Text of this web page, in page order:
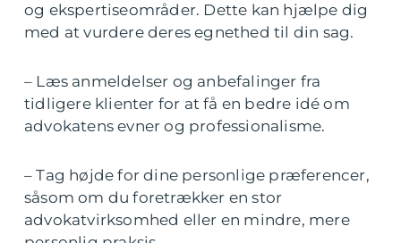
og ekspertiseområder. Dette kan hjælpe dig
med at vurdere deres egnethed til din sag.
– Læs anmeldelser og anbefalinger fra
tidligere klienter for at få en bedre idé om
advokatens evner og professionalisme.
– Tag højde for dine personlige præferencer,
såsom om du foretrækker en stor
advokatvirksomhed eller en mindre, mere